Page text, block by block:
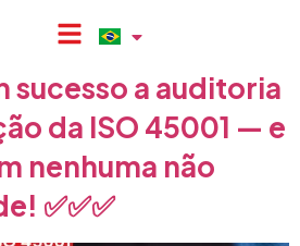
nas
e ISO 14001 e
sucesso a auditoria
da ISO 45001 — e
nenhuma não
✅✅✅